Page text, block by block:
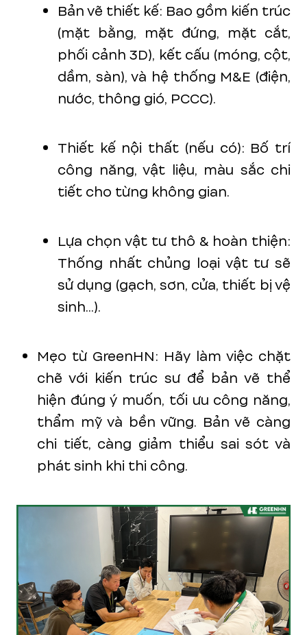
Bản vẽ thiết kế: Bao gồm kiến trúc
(mặt bằng, mặt đứng, mặt cắt,
phối cảnh 3D), kết cấu (móng, cột,
dầm, sàn), và hệ thống M&E (điện,
nước, thông gió, PCCC).
Thiết kế nội thất (nếu có): Bố trí
công năng, vật liệu, màu sắc chi
tiết cho từng không gian.
Lựa chọn vật tư thô & hoàn thiện:
Thống nhất chủng loại vật tư sẽ
sử dụng (gạch, sơn, cửa, thiết bị vệ
sinh...).
Mẹo từ GreenHN: Hãy làm việc chặt
chẽ với kiến trúc sư để bản vẽ thể
hiện đúng ý muốn, tối ưu công năng,
thẩm mỹ và bền vững. Bản vẽ càng
chi tiết, càng giảm thiểu sai sót và
phát sinh khi thi công.